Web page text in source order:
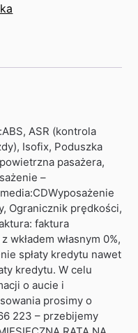
ASR (kontrola
Isofix, Poduszka
pasażera,
–
Ogranicznik prędkości,
faktura
wkładem własnym 0%,
spłaty kredytu nawet
kredytu. W celu
o aucie i
prosimy o
223 – przebijemy